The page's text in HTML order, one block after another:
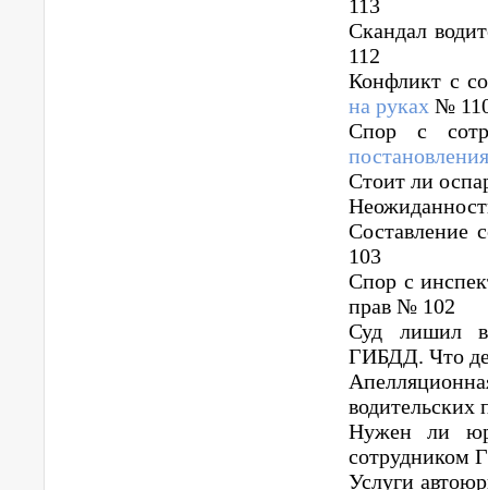
113
Скандал
112
Конфликт с
на руках №
Спор с
Стоит ли
Составление
103
Спор с
прав № 102
Суд лишил
ГИБДД. Что
водительских
Нужен ли
Услуги